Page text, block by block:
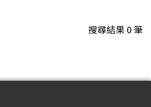
搜尋結果0筆